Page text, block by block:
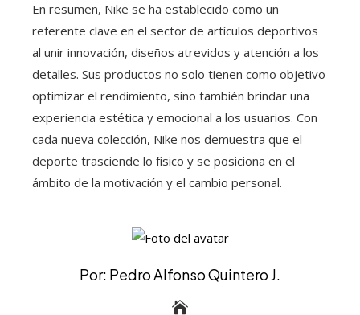
En resumen, Nike se ha establecido como un
referente clave en el sector de artículos deportivos
al unir innovación, diseños atrevidos y atención a los
detalles. Sus productos no solo tienen como objetivo
optimizar el rendimiento, sino también brindar una
experiencia estética y emocional a los usuarios. Con
cada nueva colección, Nike nos demuestra que el
deporte trasciende lo físico y se posiciona en el
ámbito de la motivación y el cambio personal.
Por: Pedro Alfonso Quintero J.